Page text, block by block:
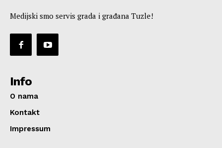
Medijski smo servis grada i građana Tuzle!
Info
O nama
Kontakt
Impressum